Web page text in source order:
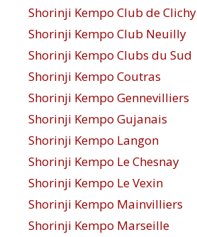
Shorinji Kempo Club de Clichy
Shorinji Kempo Club Neuilly
Shorinji Kempo Clubs du Sud
Shorinji Kempo Coutras
Shorinji Kempo Gennevilliers
Shorinji Kempo Gujanais
Shorinji Kempo Langon
Shorinji Kempo Le Chesnay
Shorinji Kempo Le Vexin
Shorinji Kempo Mainvilliers
Shorinji Kempo Marseille